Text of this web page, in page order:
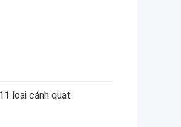
loại cánh quạt